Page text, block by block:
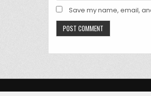
Save my name, email,